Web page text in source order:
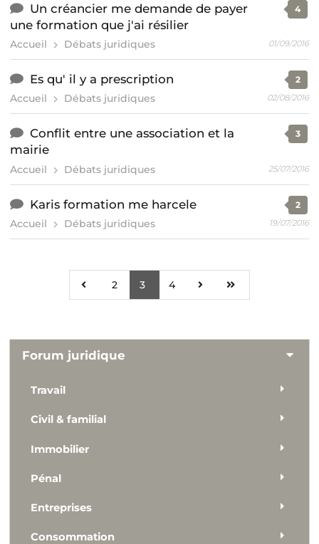
Un créancier me demande de payer
une formation que j'ai résilier
Accueil Débats juridiques
4
01/09/2016
Es qu' il y a prescription
Accueil Débats juridiques
2
02/08/2016
Conflit entre une association et la
mairie
Accueil Débats juridiques
3
25/07/2016
Karis formation me harcele
Accueil Débats juridiques
2
19/07/2016
2 3 4
Forum juridique
Travail
Civil & familial
Immobilier
Pénal
Entreprises
Consommation